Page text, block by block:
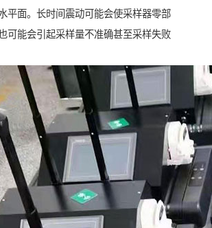
平面。长时间震动可能会使采样器零部
可能会引起采样量不准确甚至采样失败